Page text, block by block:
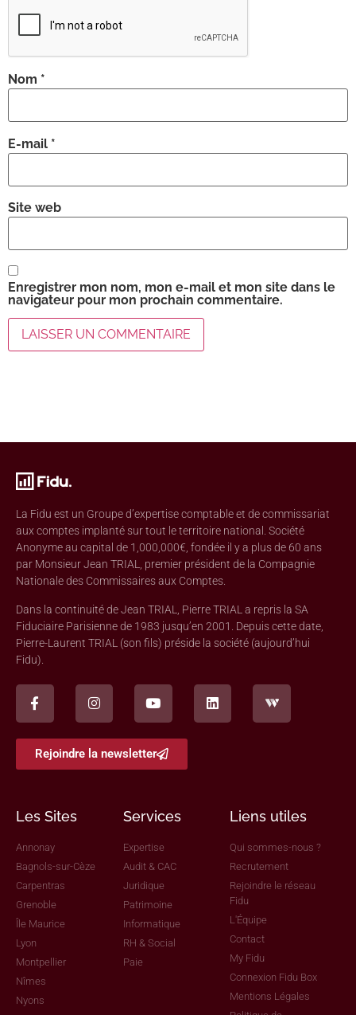
Nom *
E-mail *
Site web
Enregistrer mon nom, mon e-mail et mon site dans le
navigateur pour mon prochain commentaire.
La Fidu est un Groupe d’expertise comptable et de commissariat
aux comptes implanté sur tout le territoire national. Société
Anonyme au capital de 1,000,000€, fondée il y a plus de 60 ans
par Monsieur Jean TRIAL, premier président de la Compagnie
Nationale des Commissaires aux Comptes.
Dans la continuité de Jean TRIAL, Pierre TRIAL a repris la SA
Fiduciaire Parisienne de 1983 jusqu’en 2001. Depuis cette date,
Pierre-Laurent TRIAL (son fils) préside la société (aujourd’hui
Fidu).
Rejoindre la newsletter
Les Sites
Annonay
Bagnols-sur-Cèze
Carpentras
Grenoble
Île Maurice
Lyon
Montpellier
Nîmes
Nyons
Services
Expertise
Audit & CAC
Juridique
Patrimoine
Informatique
RH & Social
Paie
Liens utiles
Qui sommes-nous ?
Recrutement
Rejoindre le réseau
Fidu
L'Équipe
Contact
My Fidu
Connexion Fidu Box
Mentions Légales